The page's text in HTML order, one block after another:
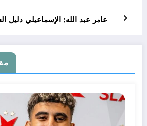
عامر عبد الله: الإسماعيلي دليل